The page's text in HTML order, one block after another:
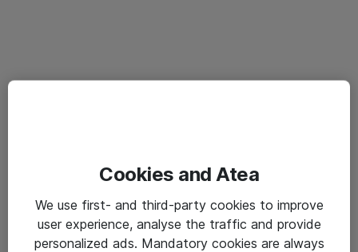
Cookies and Atea
We use first- and third-party cookies to improve
user experience, analyse the traffic and provide
personalized ads. Mandatory cookies are always